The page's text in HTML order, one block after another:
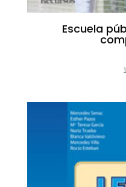
Escuela